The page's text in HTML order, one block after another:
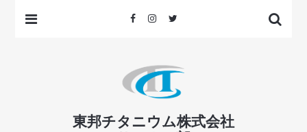
東邦チタニウム株式会社